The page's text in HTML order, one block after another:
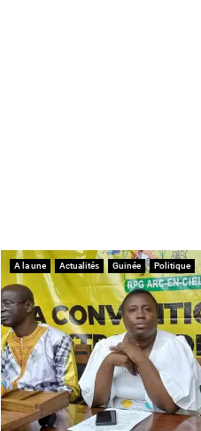
A la une Actualités Guinée Politique